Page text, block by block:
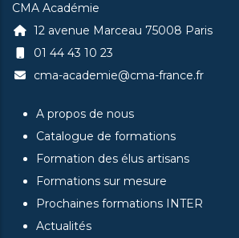
CMA Académie
12 avenue Marceau 75008 Paris
01 44 43 10 23
cma-academie@cma-france.fr
A propos de nous
Catalogue de formations
Formation des élus artisans
Formations sur mesure
Prochaines formations INTER
Actualités